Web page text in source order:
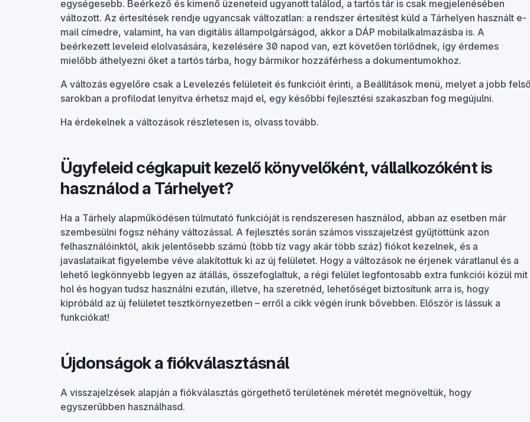
egységesebb. Beérkező és kimenő üzeneteid ugyanott találod, a tartós tár is csak megjelenésében
változott. Az értesítések rendje ugyancsak változatlan: a rendszer értesítést küld a Tárhelyen használt e-
mail címedre, valamint, ha van digitális állampolgárságod, akkor a DÁP mobilalkalmazásba is. A
beérkezett leveleid elolvasására, kezelésére 30 napod van, ezt követően törlődnek, így érdemes
mielőbb áthelyezni őket a tartós tárba, hogy bármikor hozzáférhess a dokumentumokhoz.
A változás egyelőre csak a Levelezés felületeit és funkcióit érinti, a Beállítások menü, melyet a jobb
sarokban a profilodat lenyitva érhetsz majd el, egy későbbi fejlesztési szakaszban fog megújulni.
Ha érdekelnek a változások részletesen is, olvass tovább.
Ügyfeleid cégkapuit kezelő könyvelőként, vállalkozóként is
használod a Tárhelyet?
Ha a Tárhely alapműködésen túlmutató funkcióját is rendszeresen használod, abban az esetben már
szembesülni fogsz néhány változással. A fejlesztés során számos visszajelzést gyűjtöttünk azon
felhasználóinktól, akik jelentősebb számú (több tíz vagy akár több száz) fiókot kezelnek, és a
javaslataikat figyelembe véve alakítottuk ki az új felületet. Hogy a változások ne érjenek váratlanul és a
lehető legkönnyebb legyen az átállás, összefoglaltuk, a régi felület legfontosabb extra funkciói közül mit
hol és hogyan tudsz használni ezután, illetve, ha szeretnéd, lehetőséget biztosítunk arra is, hogy
kipróbáld az új felületet tesztkörnyezetben – erről a cikk végén írunk bővebben. Először is lássuk a
funkciókat!
Újdonságok a fiókválasztásnál
A visszajelzések alapján a fiókválasztás görgethető területének méretét megnöveltük, hogy
egyszerűbben használhasd.